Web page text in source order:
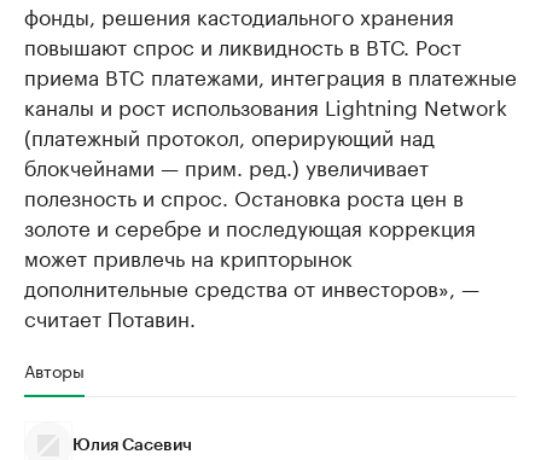
фонды, решения кастодиального хранения
повышают спрос и ликвидность в ВТС. Рост
приема BTC платежами, интеграция в платежные
каналы и рост использования Lightning Network
(платежный протокол, оперирующий над
блокчейнами — прим. ред.) увеличивает
полезность и спрос. Остановка роста цен в
золоте и серебре и последующая коррекция
может привлечь на крипторынок
дополнительные средства от инвесторов», —
считает Потавин.
Авторы
Юлия Сасевич